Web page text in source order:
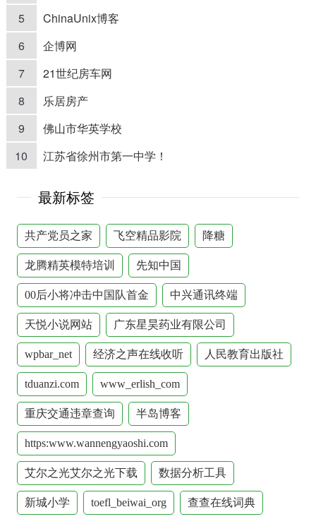
5
ChinaUnix博客
6
企博网
7
21世纪房车网
8
乐居房产
9
佛山市华英学校
10
江苏省徐州市第一中学！
最新标签
共产党员之家 飞空精品影院 降糖
龙腾精英模特培训 先知中国
00后小将冲击中国队首金 中兴通讯终端
天悦小说网站 广东星昊药业有限公司
wpbar_net 经济之声在线收听 人民教育出版社
tduanzi.com www_erlish_com
重庆交通违章查询 半岛博客
https:www.wannengyaoshi.com
艾尔之光艾尔之光下载 数据分析工具
新城小学 toefl_beiwai_org 查查在线词典